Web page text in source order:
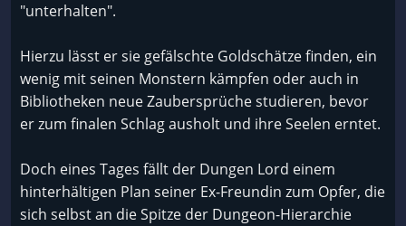
"unterhalten".
Hierzu lässt er sie gefälschte Goldschätze finden, ein
wenig mit seinen Monstern kämpfen oder auch in
Bibliotheken neue Zaubersprüche studieren, bevor
er zum finalen Schlag ausholt und ihre Seelen erntet.
Doch eines Tages fällt der Dungen Lord einem
hinterhältigen Plan seiner Ex-Freundin zum Opfer, die
sich selbst an die Spitze der Dungeon-Hierarchie